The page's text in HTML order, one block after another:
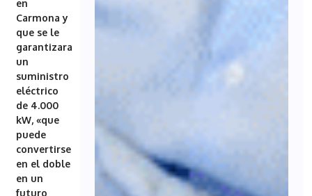
en
Carmona y
que se le
garantizara
un
suministro
eléctrico
de 4.000
kW, «que
puede
convertirse
en el doble
en un
futuro